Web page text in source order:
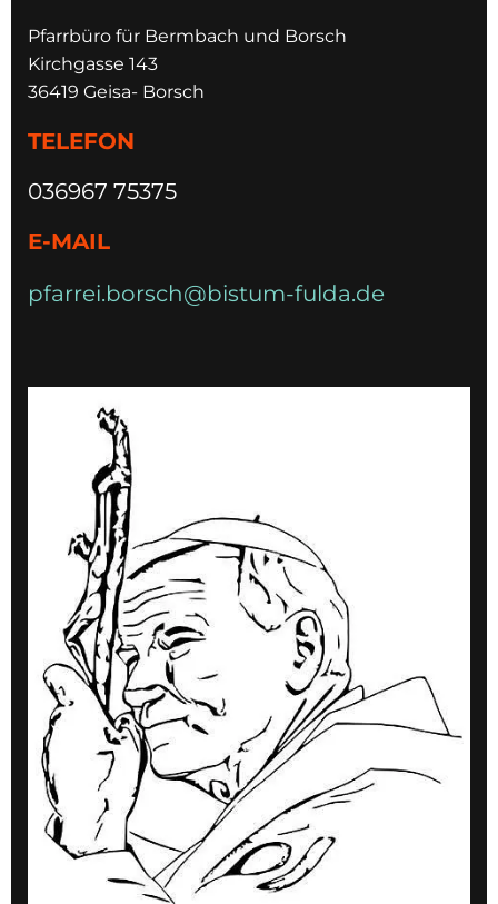
Pfarrbüro für Bermbach und Borsch
Kirchgasse 143
36419 Geisa- Borsch
TELEFON
036967 75375
E-MAIL
pfarrei.borsch@bistum-fulda.de